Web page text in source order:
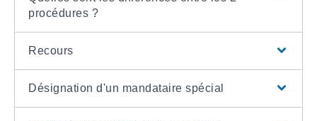
procédures ?
Recours
Désignation d'un mandataire spécial